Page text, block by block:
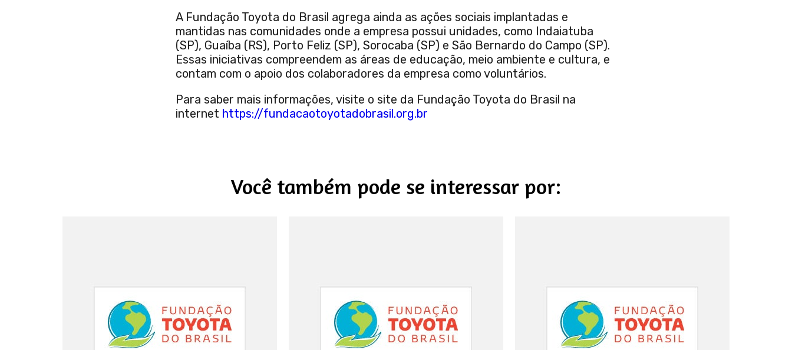
A Fundação Toyota do Brasil agrega ainda as ações sociais implantadas e
mantidas nas comunidades onde a empresa possui unidades, como Indaiatuba
(SP), Guaíba (RS), Porto Feliz (SP), Sorocaba (SP) e São Bernardo do Campo (SP).
Essas iniciativas compreendem as áreas de educação, meio ambiente e cultura, e
contam com o apoio dos colaboradores da empresa como voluntários.
Para saber mais informações, visite o site da Fundação Toyota do Brasil na
internet https://fundacaotoyotadobrasil.org.br
Você também pode se interessar por: